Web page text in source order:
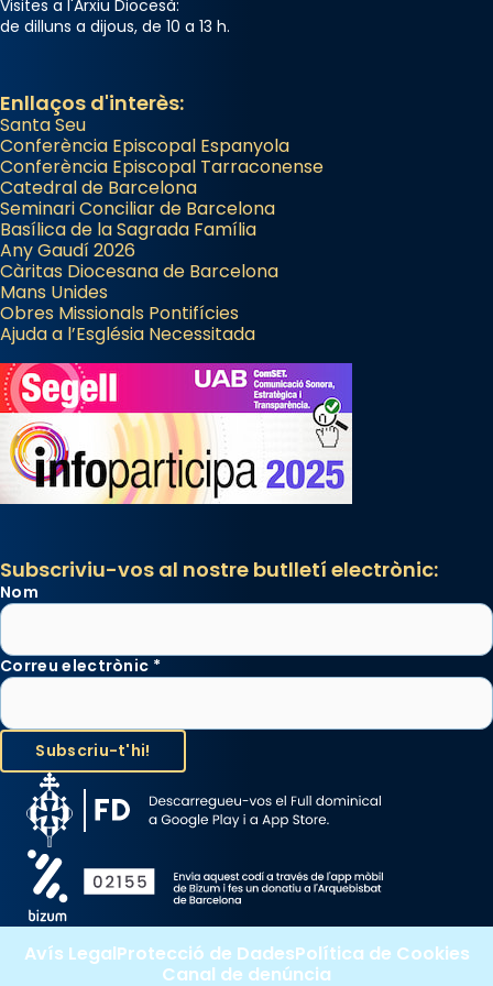
seu germà Joan i Pere un dels que
acompanyava més de prop Jesús.
apòstol màrtir, decapitat a Jerusalem per
Herodes Agripa (vers l'any 44).
Patró de Galícia, després de les invasions
musulmanes fou venerat com a patró dels
Regnes castellans i més tard de tota
Espanya.
El seu sepulcre a Compostela fou un gran
centre de peregrinacions medievals de tot
el món cristià, després de Roma i terra
Santa.
«A Raïms de Sant Jaume, raïms aigualits;
raïms de setembre te'n llepes els dits»,
segons una dita popular.
Photo
Visites a l'Arxiu Diocesà:
de dilluns a dijous, de 10 a 13 h.
Enllaços d'interès:
Santa Seu
Conferència Episcopal Espanyola
Conferència Episcopal Tarraconense
Catedral de Barcelona
Seminari Conciliar de Barcelona
Basílica de la Sagrada Família
Any Gaudí 2026
Càritas Diocesana de Barcelona
Mans Unides
Obres Missionals Pontifícies
Ajuda a l’Església Necessitada
Subscriviu-vos al nostre butlletí electrònic:
Nom
Correu electrònic *
Avís LegalProtecció de DadesPolítica de Cookies
Canal de denúncia